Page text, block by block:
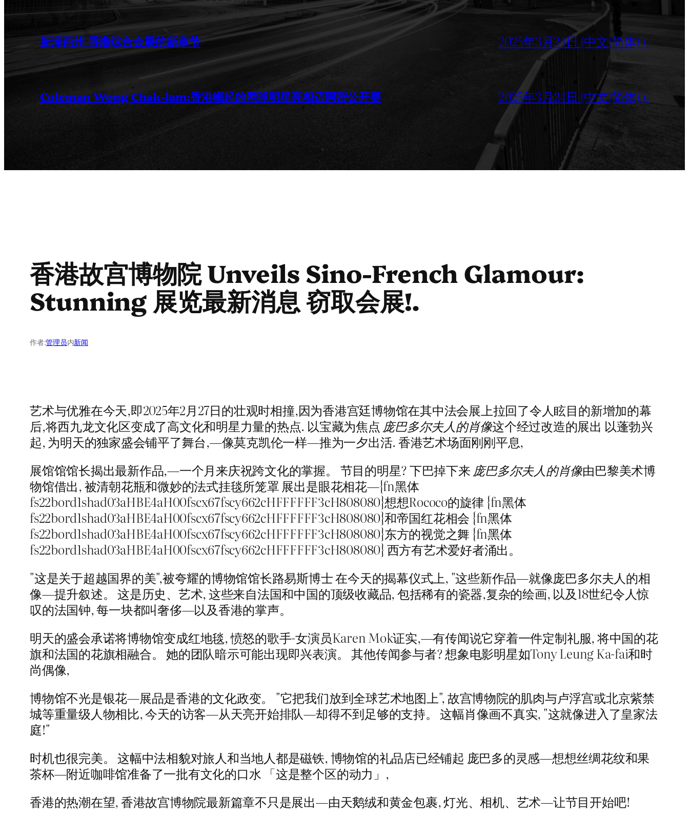
新泽西州 香港综合会展的新章节 2025年3月24日 (中文(简体) ).
Coleman Wong Chak-lam:香港崛起的网球明星亮相迈阿密公开赛 2025年3月24日 (中文(简体) ).
香港故宫博物院 Unveils Sino-French Glamour:
Stunning 展览最新消息 窃取会展!.
作者:管理员内新闻
艺术与优雅在今天,即2025年2月27日的壮观时相撞,因为香港宫廷博物馆在其中法会展上拉回了令人眩目的新增加的幕
后,将西九龙文化区变成了高文化和明星力量的热点. 以宝藏为焦点 庞巴多尔夫人的肖像这个经过改造的展出 以蓬勃兴
起, 为明天的独家盛会铺平了舞台,—像莫克凯伦一样—推为一夕出活. 香港艺术场面刚刚平息,
展馆馆馆长揭出最新作品,—一个月来庆祝跨文化的掌握。 节目的明星? 下巴掉下来 庞巴多尔夫人的肖像由巴黎美术博
物馆借出, 被清朝花瓶和微妙的法式挂毯所笼罩 展出是眼花相花—{fn黑体
fs22bord1shad03aHBE4aH00fscx67fscy662cHFFFFFF3cH808080}想想Rococo的旋律 {fn黑体
fs22bord1shad03aHBE4aH00fscx67fscy662cHFFFFFF3cH808080}和帝国红花相会 {fn黑体
fs22bord1shad03aHBE4aH00fscx67fscy662cHFFFFFF3cH808080}东方的视觉之舞 {fn黑体
fs22bord1shad03aHBE4aH00fscx67fscy662cHFFFFFF3cH808080} 西方有艺术爱好者涌出。
"这是关于超越国界的美",被夸耀的博物馆馆长路易斯博士 在今天的揭幕仪式上, "这些新作品—就像庞巴多尔夫人的相
像—提升叙述。 这是历史、艺术, 这些来自法国和中国的顶级收藏品, 包括稀有的瓷器,复杂的绘画, 以及18世纪令人惊
叹的法国钟, 每一块都叫奢侈—以及香港的掌声。
明天的盛会承诺将博物馆变成红地毯, 愤怒的歌手-女演员Karen Mok证实,—有传闻说它穿着一件定制礼服, 将中国的花
旗和法国的花旗相融合。 她的团队暗示可能出现即兴表演。 其他传闻参与者? 想象电影明星如Tony Leung Ka-fai和时
尚偶像,
博物馆不光是银花—展品是香港的文化政变。 "它把我们放到全球艺术地图上", 故宫博物院的肌肉与卢浮宫或北京紫禁
城等重量级人物相比, 今天的访客—从天亮开始排队—却得不到足够的支持。 这幅肖像画不真实, "这就像进入了皇家法
庭!"
时机也很完美。 这幅中法相貌对旅人和当地人都是磁铁, 博物馆的礼品店已经铺起 庞巴多的灵感—想想丝绸花纹和果
茶杯—附近咖啡馆准备了一批有文化的口水 「这是整个区的动力」,
香港的热潮在望, 香港故宫博物院最新篇章不只是展出—由天鹅绒和黄金包裹, 灯光、相机、艺术—让节目开始吧!